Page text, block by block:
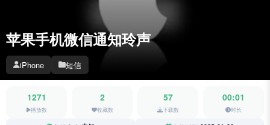
苹果手机微信通知玲声
iPhone 短信
1271
播放数
2
收藏数
57
下载数
00:01
时长